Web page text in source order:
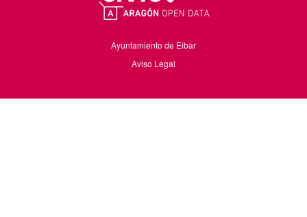
Ayuntamiento de Eibar
Aviso Legal